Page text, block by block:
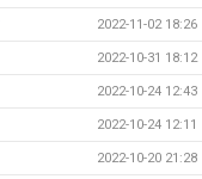
2022-11-02 18:26
2022-10-31 18:12
2022-10-24 12:43
2022-10-24 12:11
2022-10-20 21:28